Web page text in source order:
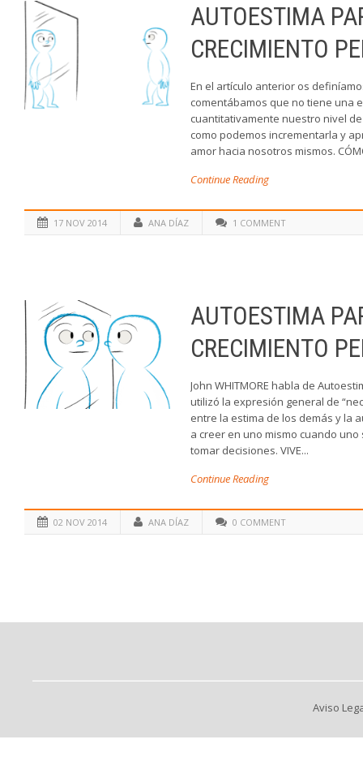
AUTOESTIMA
CRECIMIENTO
En el artículo anterior os
comentábamos que no tiene una
cuantitativamente nuestro nivel
como podemos incrementarla y
amor hacia nosotros mismos.
Continue Reading
17 NOV 2014 ANA DÍAZ 1 COMMENT
AUTOESTIMA
CRECIMIENTO
John WHITMORE habla de
utilizó la expresión general de
entre la estima de los demás y la
a creer en uno mismo cuando
tomar decisiones. VIVE...
Continue Reading
02 NOV 2014 ANA DÍAZ 0 COMMENT
Aviso